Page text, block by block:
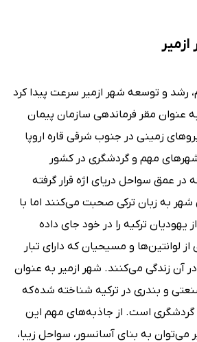
رشد و توسعه شهر ازمیر سرعت پیدا کرد
عنوان مقر فرماندهی سازمان پیمان
زمینی در جنوب شرقی قاره اروپا
شهرهای مهم و گردشگری در کشور
در عمق سواحل دریای اژه قرار گرفته
به زبان ترکی صحبت می‌کنند اما با
یهودیان ترکیه را در خود جای داده
لوانتین‌ها و مسیحیان که دارای تبار
آن زندگی می‌کنند. شهر ازمیر به عنوان
و بندری در ترکیه شناخته شده که
گردشگری است. از جاذبه‌های مهم این
می‌توان به بنای آسانسور، سواحل زیبا،